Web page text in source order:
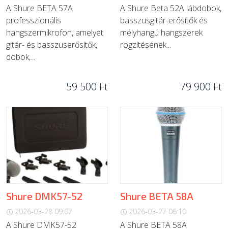
A Shure BETA 57A
professzionális
hangszermikrofon, amelyet
gitár- és basszuserősítők,
dobok,...
59 500 Ft
A Shure Beta 52A lábdobok,
basszusgitár-erősítők és
mélyhangú hangszerek
rögzítésének...
79 900 Ft
Shure DMK57-52
2026-03-28 09:07
A Shure DMK57-52
Shure BETA 58A
2026-03-27 06:10
A Shure BETA 58A